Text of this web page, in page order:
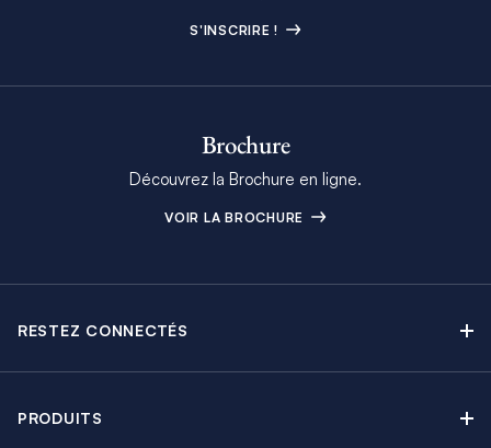
S'INSCRIRE !
Brochure
Découvrez la Brochure en ligne.
VOIR LA BROCHURE
RESTEZ CONNECTÉS
PRODUITS